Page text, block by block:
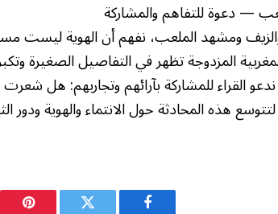
— دعوة للتفاهم والمشاركة
ومشهد الملعب، نفهم أن الهوية ليست
المزدوجة تظهر في التفاصيل الصغيرة
القراء للمشاركة بآرائهم وتجاربهم: هل
هذه المحادثة حول الانتماء والهوية ودور